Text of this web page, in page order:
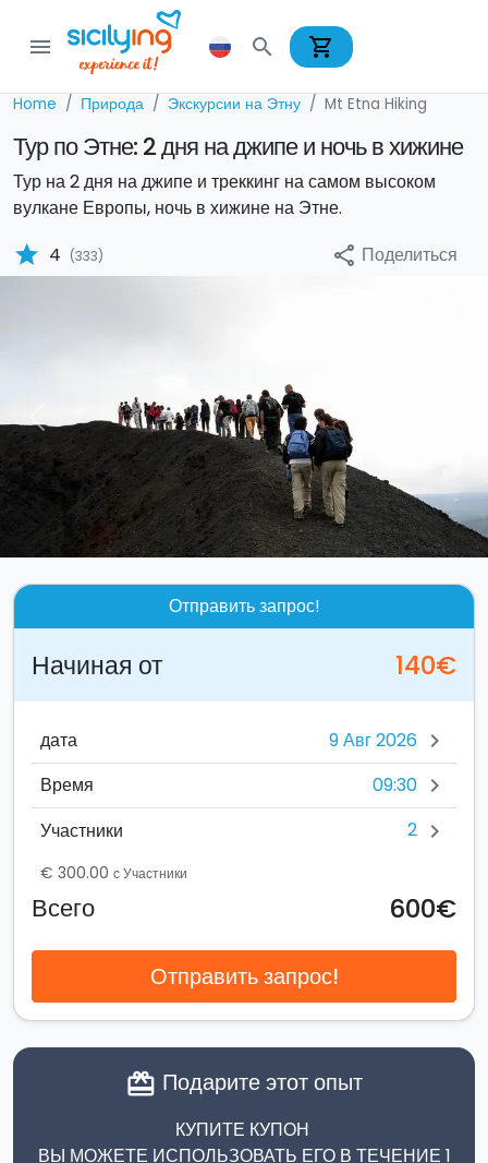
menu search shopping_cart
Home Природа Экскурсии на Этну Mt Etna Hiking
Тур по Этне: 2 дня на джипе и ночь в хижине
Тур на 2 дня на джипе и треккинг на самом высоком
вулкане Европы, ночь в хижине на Этне.
star 4 (333) share Поделиться
Previous
Отправить запрос!
Начиная от 140€
дата chevron_right
Время 09:30 chevron_right
Участники 2 chevron_right
€ 300.00 с Участники
Всего 600€
Отправить запрос!
card_giftcard Подарите этот опыт
КУПИТЕ КУПОН
ВЫ МОЖЕТЕ ИСПОЛЬЗОВАТЬ ЕГО В ТЕЧЕНИЕ 1